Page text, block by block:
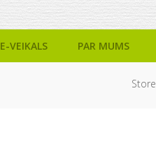
E-VEIKALS PAR MUMS
Store